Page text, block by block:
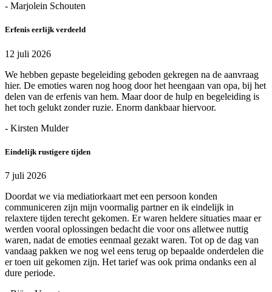
- Marjolein Schouten
Erfenis eerlijk verdeeld
12 juli 2026
We hebben gepaste begeleiding geboden gekregen na de aanvraag
hier. De emoties waren nog hoog door het heengaan van opa, bij het
delen van de erfenis van hem. Maar door de hulp en begeleiding is
het toch gelukt zonder ruzie. Enorm dankbaar hiervoor.
- Kirsten Mulder
Eindelijk rustigere tijden
7 juli 2026
Doordat we via mediatiorkaart met een persoon konden
communiceren zijn mijn voormalig partner en ik eindelijk in
relaxtere tijden terecht gekomen. Er waren heldere situaties maar er
werden vooral oplossingen bedacht die voor ons alletwee nuttig
waren, nadat de emoties eenmaal gezakt waren. Tot op de dag van
vandaag pakken we nog wel eens terug op bepaalde onderdelen die
er toen uit gekomen zijn. Het tarief was ook prima ondanks een al
dure periode.